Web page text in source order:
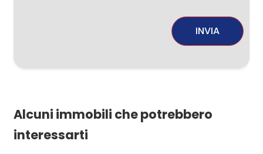
INVIA
Alcuni immobili che potrebbero
interessarti